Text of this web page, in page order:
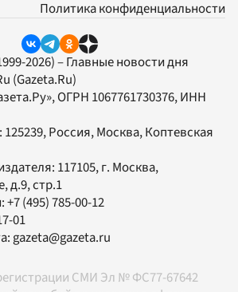
Политика конфиденциальности
2026) – Главные новости дня
(Gazeta.Ru)
, ОГРН 1067761730376, ИНН
Россия, Москва, Коптевская
117105, г. Москва,
д.9, стр.1
+7 (495) 785-00-12
01
gazeta@gazeta.ru
СМИ Эл № ФС77-67642